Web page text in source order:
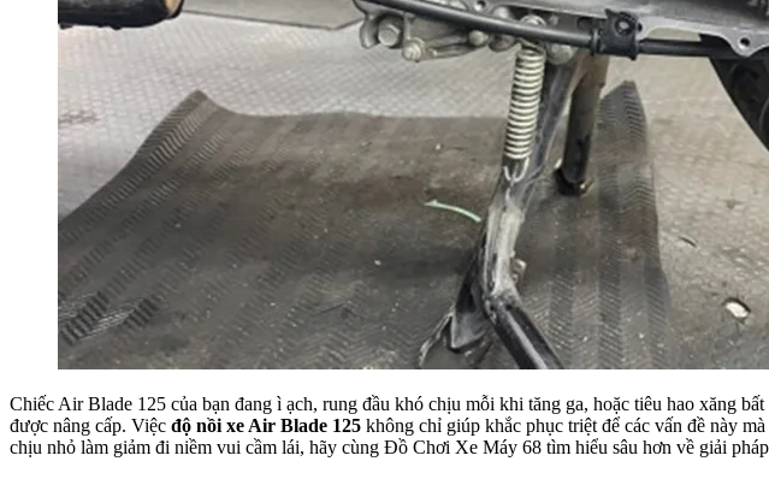
Chiếc Air Blade 125 của bạn đang ì ạch, rung đầu khó chịu mỗi khi tăng ga, hoặc tiêu hao xăng
được nâng cấp. Việc độ nồi xe Air Blade 125 không chỉ giúp khắc phục triệt để các vấn đề này
chịu nhỏ làm giảm đi niềm vui cầm lái, hãy cùng Đồ Chơi Xe Máy 68 tìm hiểu sâu hơn về giải